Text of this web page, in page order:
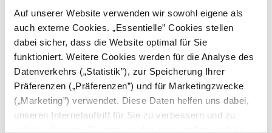
Auf unserer Website verwenden wir sowohl eigene als
auch externe Cookies. „Essentielle” Cookies stellen
dabei sicher, dass die Website optimal für Sie
funktioniert. Weitere Cookies werden für die Analyse des
Datenverkehrs („Statistik”), zur Speicherung Ihrer
Präferenzen („Präferenzen”) und für Marketingzwecke
(„Marketing”) verwendet. Diese Daten helfen uns dabei,
unseren Internetauftriff für Sie zu verbessern und zu